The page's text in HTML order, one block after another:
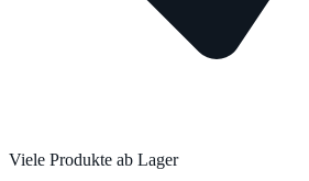
Viele Produkte ab Lager